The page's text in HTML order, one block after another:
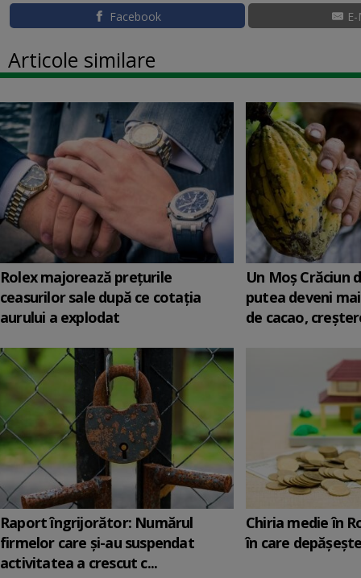
Facebook
Articole similare
Rolex majorează preţurile
ceasurilor sale după ce cotaţia
aurului a explodat
Un Moş Crăciun
putea deveni
de cacao,
Raport îngrijorător: Numărul
firmelor care şi-au suspendat
activitatea a crescut c...
Chiria medie în
în care